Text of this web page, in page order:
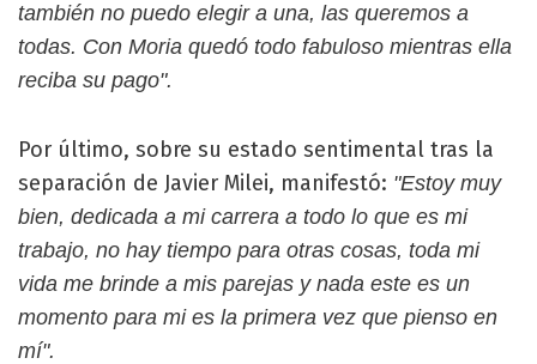
también no puedo elegir a una, las queremos a
todas. Con Moria quedó todo fabuloso mientras ella
reciba su pago".
Por último, sobre su estado sentimental tras la
separación de Javier Milei, manifestó: "Estoy muy
bien, dedicada a mi carrera a todo lo que es mi
trabajo, no hay tiempo para otras cosas, toda mi
vida me brinde a mis parejas y nada este es un
momento para mi es la primera vez que pienso en
mí".